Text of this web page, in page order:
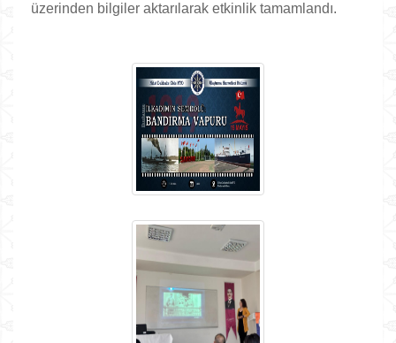
üzerinden bilgiler aktarılarak etkinlik tamamlandı.